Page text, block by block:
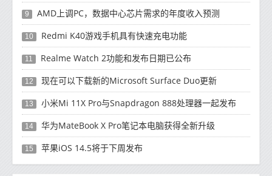
9 AMD上调PC，数据中心芯片需求的年度收入预测
10 Redmi K40游戏手机具有快速充电功能
11 Realme Watch 2功能和发布日期已公布
12 现在可以下载新的Microsoft Surface Duo更新
13 小米Mi 11X Pro与Snapdragon 888处理器一起发布
14 华为MateBook X Pro笔记本电脑获得全新升级
15 苹果iOS 14.5将于下周发布